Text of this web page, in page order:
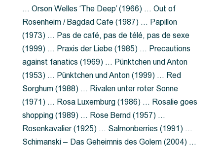
… Orson Welles ‘The Deep’ (1966) … Out of
Rosenheim / Bagdad Cafe (1987) … Papillon
(1973) … Pas de café, pas de télé, pas de sexe
(1999) … Praxis der Liebe (1985) … Precautions
against fanatics (1969) … Pünktchen und Anton
(1953) … Pünktchen und Anton (1999) … Red
Sorghum (1988) … Rivalen unter roter Sonne
(1971) … Rosa Luxemburg (1986) … Rosalie goes
shopping (1989) … Rose Bernd (1957) …
Rosenkavalier (1925) … Salmonberries (1991) …
Schimanski – Das Geheimnis des Golem (2004) …